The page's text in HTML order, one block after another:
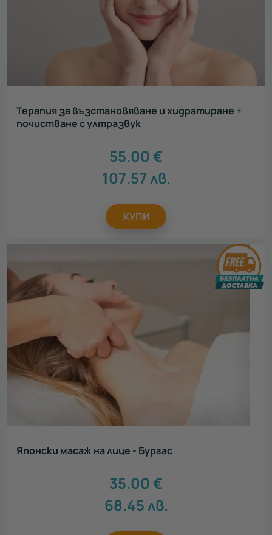
Терапия за възстановяване и хидратиране +
почистване с ултразвук
55.00 €
107.57лв.
КУПИ
Японски масаж на лице - Бургас
35.00 €
68.45лв.